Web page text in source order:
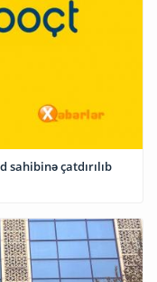
sahibinə çatdırılıb